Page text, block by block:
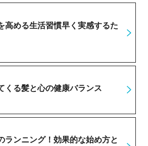
高める生活習慣早く実感するた
くる髪と心の健康バランス
ランニング！効果的な始め方と